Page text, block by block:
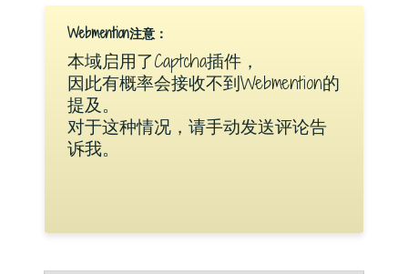
Webmention注意：
本域启用了Captcha插件，
因此有概率会接收不到Webmention的
提及。
对于这种情况，请手动发送评论告
诉我。